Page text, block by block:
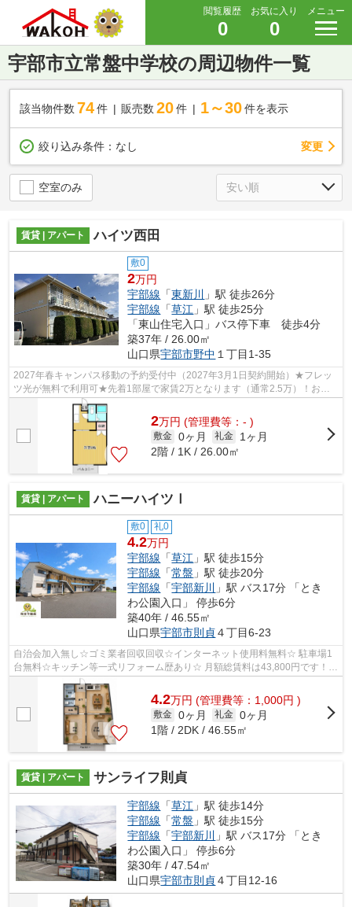
閲覧履歴
0
お気に入り
0
メニュー
宇部市立常盤中学校の周辺物件一覧
該当物件数 74件 販売数 20 件 1～30 件を表示
絞り込み条件： なし 変更
空室のみ
賃貸 | アパート ハイツ西田
敷0
2万円
宇部線 「東新川
」駅 徒歩26分
宇部線 「草江 」駅 徒歩25分
「東山住宅入口」バス停下車 徒歩4分
築37年 / 26.00㎡
山口県宇部市野中 １丁目1-35
2027年春キャンパス移動の予約受付中（2027年3月1日契約開始）★フレッ
ツ光が無料で利用可★先着1部屋で家賃2万となります（通常2.5万）！お気
軽にお問い合わせください(^^)/
2万円 (管理費等：- )
敷金 0ヶ月 礼金
1ヶ月
2階 / 1K / 26.00㎡
賃貸 | アパート ハニーハイツⅠ
敷0 礼0
4.2万円
宇部線 「草江 」駅 徒歩15分
宇部線 「常盤 」駅 徒歩20分
宇部線 「宇部新川
」駅 バス17分 「とき
わ公園入口」 停歩6分
築40年 / 46.55㎡
山口県宇部市則貞４丁目6-23
自治会加入無し☆ゴミ業者回収回収☆インターネット使用料無料☆ 駐車場1
台無料☆キッチン等一式リフォーム歴あり☆ 月額総賃料は43,800円です！
（口座振替手数料込み） ご内覧可能ですので...
4.2万円 (管理費等：1,000円 )
敷金 0ヶ月 礼金 0ヶ月
1階 / 2DK / 46.55㎡
賃貸 | アパート サンライフ則貞
宇部線 「草江 」駅 徒歩14分
宇部線 「常盤 」駅 徒歩15分
宇部線 「宇部新川
」駅 バス17分 「とき
わ公園入口」 停歩6分
築30年 / 47.54㎡
山口県宇部市則貞４丁目12-16